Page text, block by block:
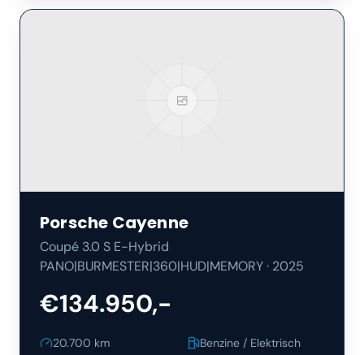
Porsche Cayenne
Coupé 3.0 S E-Hybrid
PANO|BURMESTER|360|HUD|MEMORY· 2025
€134.950,-
20.700 km Benzine / Elektrisch